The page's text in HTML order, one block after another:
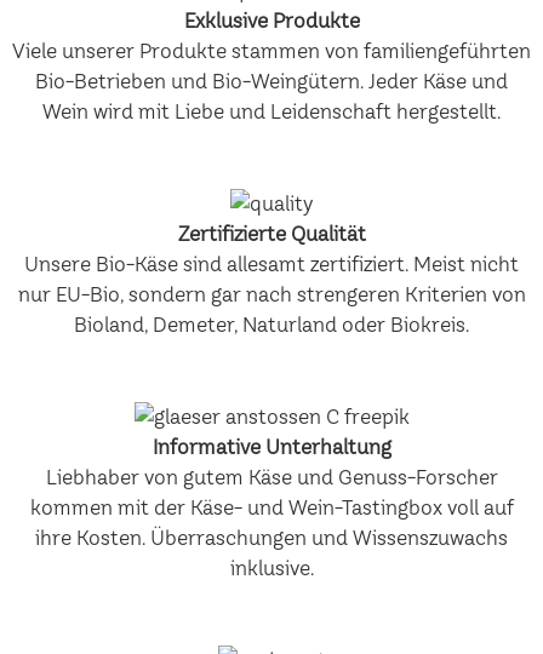
Exklusive Produkte
Viele unserer Produkte stammen von familiengeführten
Bio-Betrieben und Bio-Weingütern. Jeder Käse und
Wein wird mit Liebe und Leidenschaft hergestellt.
Zertifizierte Qualität
Unsere Bio-Käse sind allesamt zertifiziert. Meist nicht
nur EU-Bio, sondern gar nach strengeren Kriterien von
Bioland, Demeter, Naturland oder Biokreis.
Informative Unterhaltung
Liebhaber von gutem Käse und Genuss-Forscher
kommen mit der Käse- und Wein-Tastingbox voll auf
ihre Kosten. Überraschungen und Wissenszuwachs
inklusive.